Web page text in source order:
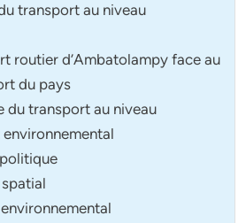
transport au niveau
routier d’Ambatolampy face au
du pays
du transport au niveau